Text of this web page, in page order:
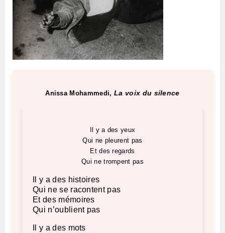
Anissa Mohammedi, La voix du silence
Il y a des yeux
Qui ne pleurent pas
Et des regards
Qui ne trompent pas
Il y a des histoires
Qui ne se racontent pas
Et des mémoires
Qui n’oublient pas
Il y a des mots